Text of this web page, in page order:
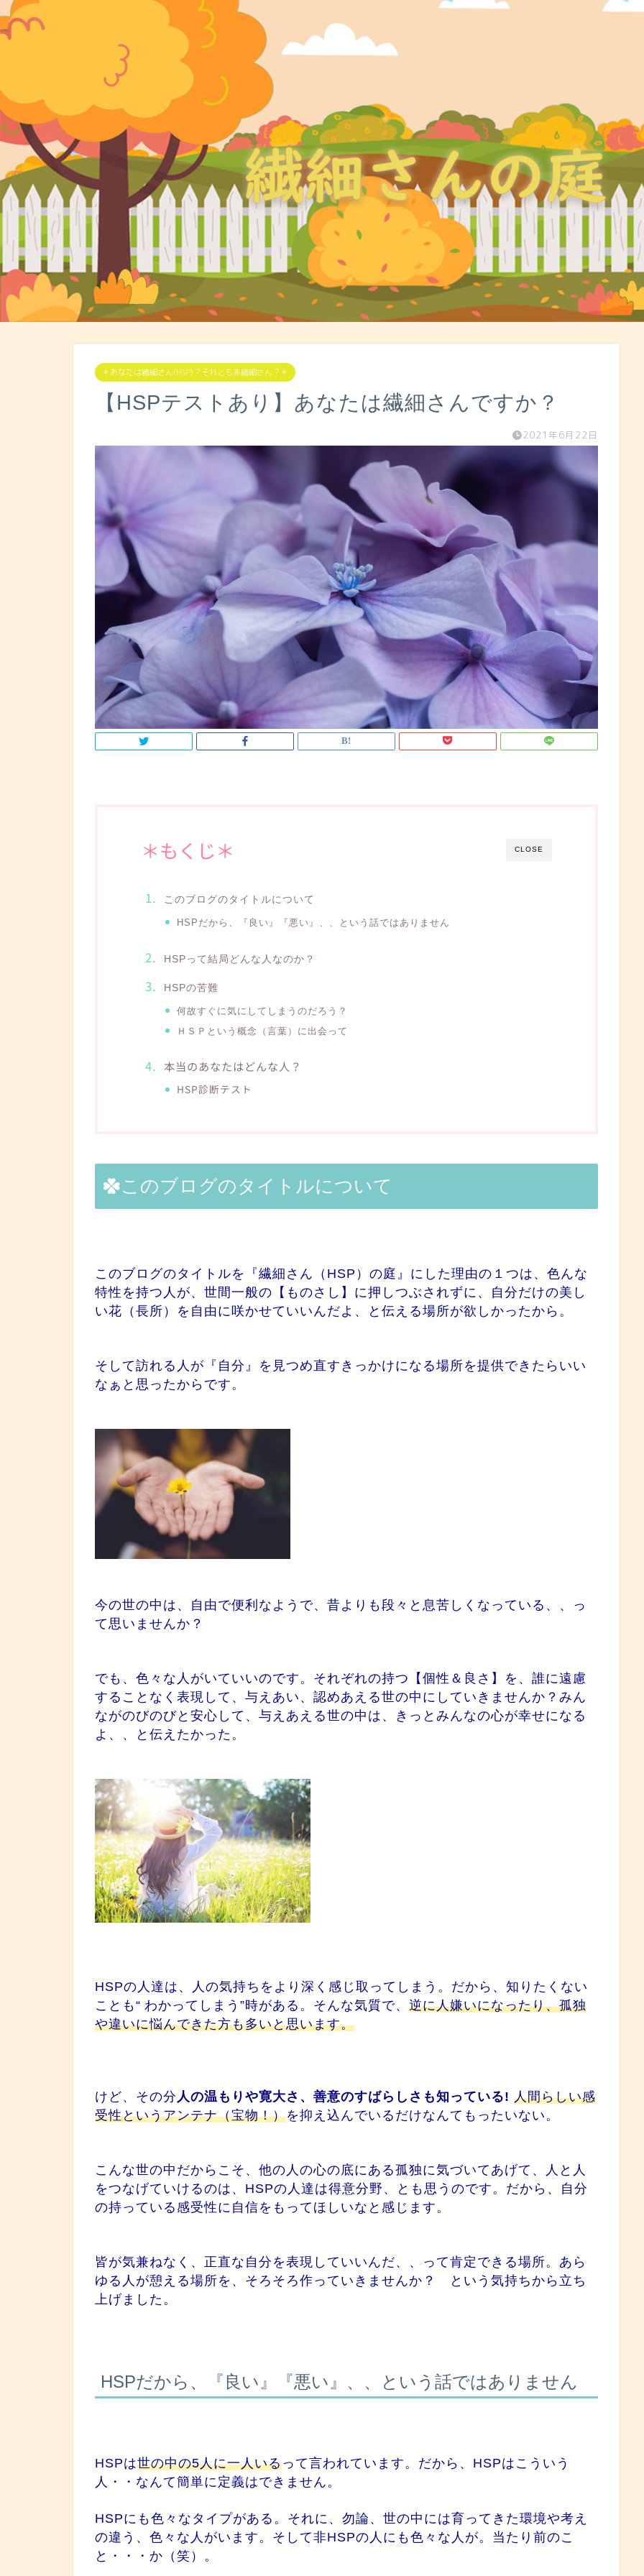
＊あなたは繊細さん(HSP)？それとも非繊細さん？＊
【HSPテストあり】あなたは繊細さんですか？
2021年6月22日
CLOSE
＊もくじ＊
このブログのタイトルについて
HSPだから、『良い』『悪い』、、という話ではありません
HSPって結局どんな人なのか？
HSPの苦難
何故すぐに気にしてしまうのだろう？
ＨＳＰという概念（言葉）に出会って
本当のあなたはどんな人？
HSP診断テスト
このブログのタイトルについて
このブログのタイトルを『繊細さん（HSP）の庭 』にした理由の１つは、色んな
特性を持つ人が、世間一般の【ものさし】に押しつぶされずに、自分だけの美し
い花（長所）を自由に咲かせていいんだよ、と伝える場所が欲しかったから。
そして訪れる人が『自分』を見つめ直すきっかけになる場所を提供できたらいい
なぁと思ったからです。
今の世の中は、自由で便利なようで、昔よりも段々と息苦しくなっている、、っ
て思いませんか？
でも、色々な人がいていいのです。それぞれの持つ【個性＆良さ】を、誰に遠慮
することなく表現して、与えあい、認めあえる世の中にしていきませんか？みん
ながのびのびと安心して、与えあえる世の中は、きっとみんなの心が幸せになる
よ、、と伝えたかった。
HSPの人達は、人の気持ちをより深く感じ取ってしまう。だから、知りたくない
ことも“ わかってしまう ”時がある。そんな気質で、 逆に人嫌いになったり、孤独
や違いに悩んできた方も多いと思います。
けど、その分 人の温もりや寛大さ、善意のすばらしさも知っている! 人間らしい感
受性というアンテナ（宝物！）を抑え込んでいるだけなんて もったいない。
こんな世の中だからこそ、他の人の心の底にある孤独に気づいてあげて、人と人
をつなげていけるのは、HSPの人達は得意分野、とも思うのです。だから、自分
の持っている感受性に自信をもってほしいなと感じます。
皆が気兼ねなく、正直な自分を表現していいんだ、、って肯定できる場所。あら
ゆる人が憩える場所を、そろそろ作っていきませんか？ という気持ちから立ち
上げました。
HSPだから、『良い』『悪い』、、という話ではありません
HSPは世の中の5人に一人いるって言われています。だから、HSPはこういう
人・・なんて簡単に定義はできません。
HSPにも色々なタイプがある。それに、勿論、世の中には育ってきた環境や考え
の違う、色々な人がいます。そして非HSPの人にも色々な人が。当たり前のこ
と・・・か（笑）。